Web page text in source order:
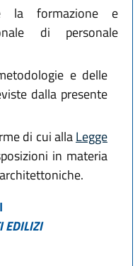
la formazione e
di personale
e delle
dalla presente
di cui allaLegge
in materia
EDILIZI